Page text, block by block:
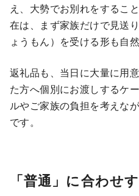
え、大勢でお別れをするこ
在は、まず家族だけで見送
ょうもん）を受ける形も自
返礼品も、当日に大量に用
た方へ個別にお渡しするケ
ルやご家族の負担を考えな
です。
「普通」に合わせ